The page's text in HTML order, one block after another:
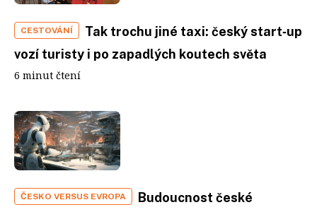
CESTOVÁNÍ
Tak trochu jiné taxi: český start‑up
vozí turisty i po zapadlých koutech světa
6 minut čtení
ČESKO VERSUS EVROPA
Budoucnost české